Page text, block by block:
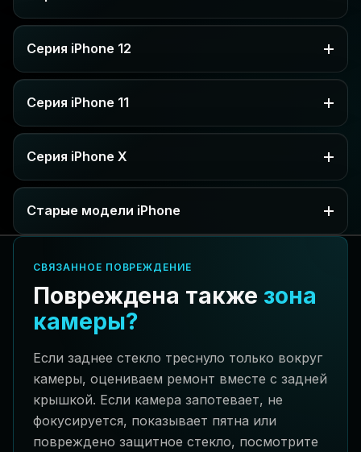
Серия iPhone 12
Серия iPhone 11
Серия iPhone X
Старые модели iPhone
СВЯЗАННОЕ ПОВРЕЖДЕНИЕ
Повреждена также зона
камеры?
Если заднее стекло треснуло только вокруг
камеры, оцениваем ремонт вместе с задней
крышкой. Если камера запотевает, не
фокусируется, показывает пятна или
повреждено защитное стекло, посмотрите